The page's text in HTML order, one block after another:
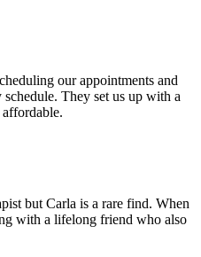
our appointments and
They set us up with a
but Carla is a rare find. When
with a lifelong friend who also